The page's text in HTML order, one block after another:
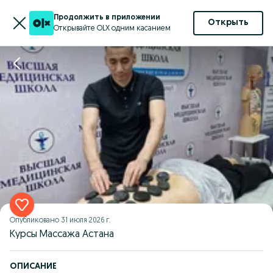
Продолжить в приложении
Открывайте OLX одним касанием
Открыть
Опубликовано 31 июля 2026 г.
Курсы Массажа Астана
ОПИСАНИЕ